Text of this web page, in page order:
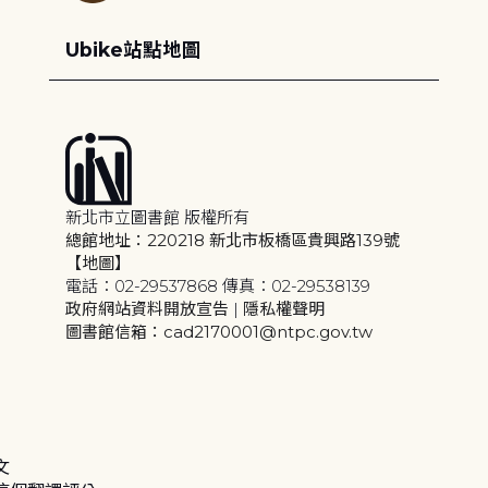
Ubike站點地圖
新北市立圖書館 版權所有
總館地址：220218 新北市板橋區貴興路139號
【地圖】
電話：02-29537868 傳真：02-29538139
政府網站資料開放宣告 | 隱私權聲明
圖書館信箱：cad2170001@ntpc.gov.tw